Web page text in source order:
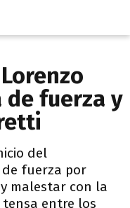
de fuerza y
del
fuerza por
malestar con la
entre los